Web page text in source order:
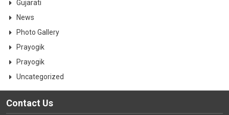
Gujarati
News
Photo Gallery
Prayogik
Prayogik
Uncategorized
Contact Us